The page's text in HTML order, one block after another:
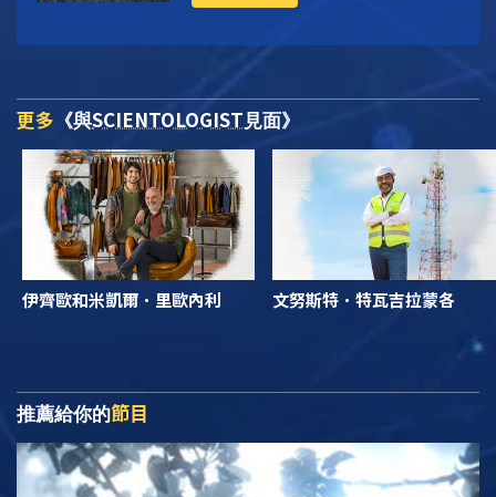
更多 《與SCIENTOLOGIST 見面》
伊齊歐和米凱爾．里歐內利 文努斯特．特瓦吉拉蒙各
推薦給你的節目